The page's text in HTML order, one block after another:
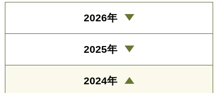
2026年
2025年
2024年